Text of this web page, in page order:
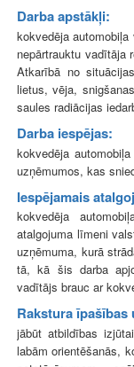
Darba apstākļi:
kokvedēja
nepārtrauktu vadītāja
Atkarībā no
lietus, vēja,
saules radiācijas
Darba iespējas:
kokvedēja
uzņēmumos, kas
Iespējamais
kokvedēja
atalgojuma līmeni
uzņēmuma, kurā
tā, kā šis darba
vadītājs brauc ar
Rakstura
jābūt atbildības
labām orientēšanās,